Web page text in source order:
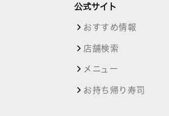
公式サイト
おすすめ情報
店舗検索
メニュー
お持ち帰り寿司